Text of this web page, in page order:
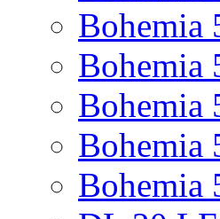
Bohemia
Bohemia
Bohemia
Bohemia
Bohemia